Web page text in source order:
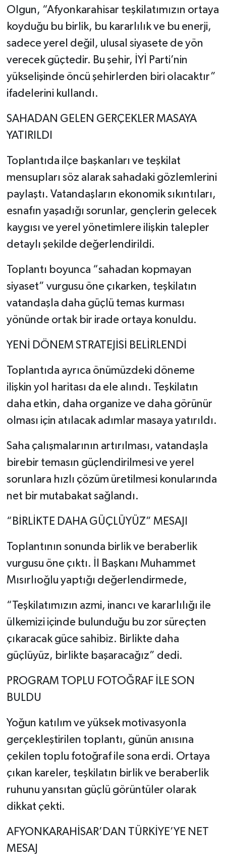
Olgun, “Afyonkarahisar teşkilatımızın ortaya
koyduğu bu birlik, bu kararlılık ve bu enerji,
sadece yerel değil, ulusal siyasete de yön
verecek güçtedir. Bu şehir, İYİ Parti’nin
yükselişinde öncü şehirlerden biri olacaktır”
ifadelerini kullandı.
SAHADAN GELEN GERÇEKLER MASAYA
YATIRILDI
Toplantıda ilçe başkanları ve teşkilat
mensupları söz alarak sahadaki gözlemlerini
paylaştı. Vatandaşların ekonomik sıkıntıları,
esnafın yaşadığı sorunlar, gençlerin gelecek
kaygısı ve yerel yönetimlere ilişkin talepler
detaylı şekilde değerlendirildi.
Toplantı boyunca “sahadan kopmayan
siyaset” vurgusu öne çıkarken, teşkilatın
vatandaşla daha güçlü temas kurması
yönünde ortak bir irade ortaya konuldu.
YENİ DÖNEM STRATEJİSİ BELİRLENDİ
Toplantıda ayrıca önümüzdeki döneme
ilişkin yol haritası da ele alındı. Teşkilatın
daha etkin, daha organize ve daha görünür
olması için atılacak adımlar masaya yatırıldı.
Saha çalışmalarının artırılması, vatandaşla
birebir temasın güçlendirilmesi ve yerel
sorunlara hızlı çözüm üretilmesi konularında
net bir mutabakat sağlandı.
“BİRLİKTE DAHA GÜÇLÜYÜZ” MESAJI
Toplantının sonunda birlik ve beraberlik
vurgusu öne çıktı. İl Başkanı Muhammet
Mısırlıoğlu yaptığı değerlendirmede,
“Teşkilatımızın azmi, inancı ve kararlılığı ile
ülkemizi içinde bulunduğu bu zor süreçten
çıkaracak güce sahibiz. Birlikte daha
güçlüyüz, birlikte başaracağız” dedi.
PROGRAM TOPLU FOTOĞRAF İLE SON
BULDU
Yoğun katılım ve yüksek motivasyonla
gerçekleştirilen toplantı, günün anısına
çekilen toplu fotoğraf ile sona erdi. Ortaya
çıkan kareler, teşkilatın birlik ve beraberlik
ruhunu yansıtan güçlü görüntüler olarak
dikkat çekti.
AFYONKARAHİSAR’DAN TÜRKİYE’YE NET
MESAJ